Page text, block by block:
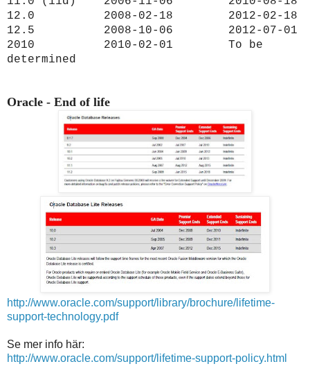
12.0 2008-02-18 2012-02-18
12.5 2008-10-06 2012-07-01
2010 2010-02-01 To be
determined
Oracle - End of life
http://www.oracle.com/support/library/brochure/lifetime-
support-technology.pdf
Se mer info här:
http://www.oracle.com/support/lifetime-support-policy.html